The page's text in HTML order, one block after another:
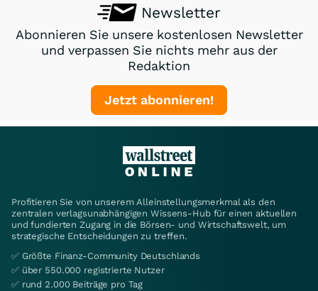
Newsletter
Abonnieren Sie unsere kostenlosen Newsletter
und verpassen Sie nichts mehr aus der
Redaktion
Jetzt abonnieren!
Profitieren Sie von unserem Alleinstellungsmerkmal als den
zentralen verlagsunabhängigen Wissens-Hub für einen aktuellen
und fundierten Zugang in die Börsen- und Wirtschaftswelt, um
strategische Entscheidungen zu treffen.
✅ Größte Finanz-Community Deutschlands
✅ über 550.000 registrierte Nutzer
✅ rund 2.000 Beiträge pro Tag